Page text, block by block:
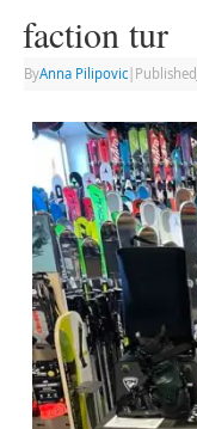
faction tur
ByAnna Pilipovic| Published